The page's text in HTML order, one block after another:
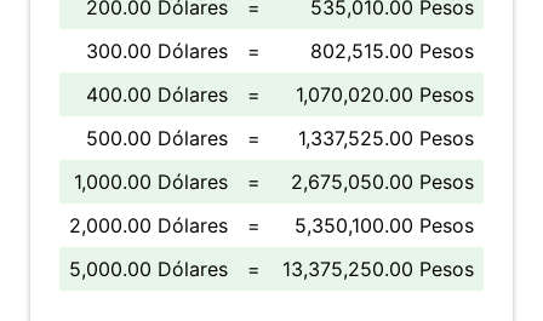
200.00 Dólares
=
535,010.00 Pesos
300.00 Dólares
=
802,515.00 Pesos
400.00 Dólares
=
1,070,020.00 Pesos
500.00 Dólares
=
1,337,525.00 Pesos
1,000.00 Dólares
=
2,675,050.00 Pesos
2,000.00 Dólares
=
5,350,100.00 Pesos
5,000.00 Dólares
= 13,375,250.00 Pesos